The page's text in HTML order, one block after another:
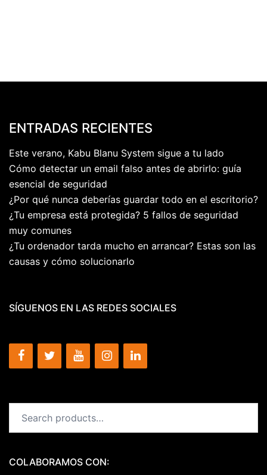
ENTRADAS RECIENTES
Este verano, Kabu Blanu System sigue a tu lado
Cómo detectar un email falso antes de abrirlo: guía
esencial de seguridad
¿Por qué nunca deberías guardar todo en el escritorio?
¿Tu empresa está protegida? 5 fallos de seguridad
muy comunes
¿Tu ordenador tarda mucho en arrancar? Estas son las
causas y cómo solucionarlo
SÍGUENOS EN LAS REDES SOCIALES
for:
COLABORAMOS CON: